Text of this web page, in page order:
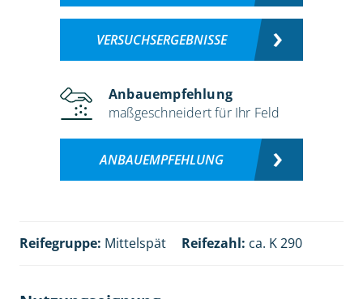
VERSUCHSERGEBNISSE
Anbauempfehlung
maßgeschneidert für Ihr Feld
ANBAUEMPFEHLUNG
Reifegruppe: Mittelspät Reifezahl: ca. K 290